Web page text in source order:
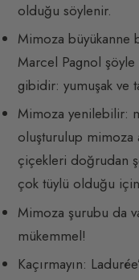
olduğu söylenir.
Mimoza büyükanne
Marcel Pagnol
gibidir: yumuşak ve
Mimoza yenilebilir:
oluşturulup mimoza
çiçekleri doğrudan
çok tüylü olduğu
Mimoza şurubu da
mükemmel!
Kaçırmayın: